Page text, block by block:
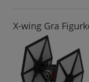
X-wing Gra